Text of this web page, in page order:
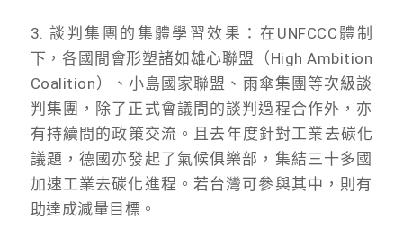
3. 談判集團的集體學習效果：在UNFCCC體制
下，各國間會形塑諸如雄心聯盟（High Ambition
Coalition）、小島國家聯盟、 雨傘集團等次級談
判集團，除了正式會議間的談判過程合作外， 亦
有持續間的政策交流。且去年度針對工業去碳化
議題， 德國亦發起了氣候俱樂部，集結三十多國
加速工業去碳化進程。 若台灣可參與其中，則有
助達成減量目標。